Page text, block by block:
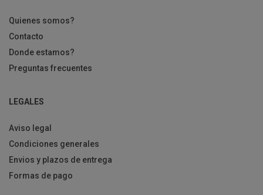
Quienes somos?
Contacto
Donde estamos?
Preguntas frecuentes
LEGALES
Aviso legal
Condiciones generales
Envios y plazos de entrega
Formas de pago